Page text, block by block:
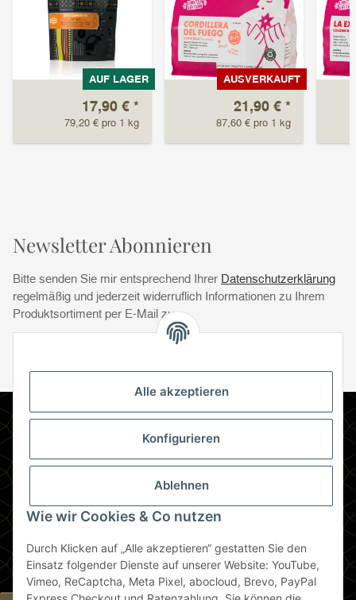
Alle akzeptieren
Konfigurieren
Ablehnen
Wie wir Cookies & Co nutzen
Durch Klicken auf „Alle akzeptieren“ gestatten Sie den
Einsatz folgender Dienste auf unserer Website: YouTube,
Vimeo, ReCaptcha, Meta Pixel, abocloud, Brevo, PayPal
AUF LAGER
17,90 € *
79,20 € pro 1 kg
AUSVERKAUFT
21,90 € *
87,60 € pro 1 kg
Newsletter Abonnieren
Bitte senden Sie mir entsprechend Ihrer Datenschutzerklärung
regelmäßig und jederzeit widerruflich Informationen zu Ihrem
Produktsortiment per E-Mail zu.
Newsletter Abonnieren
Gesetzliche Informationen
Zahlungsmethoden
Berlin